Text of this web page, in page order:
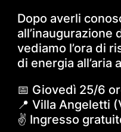
Dopo averli
all’inaugurazione
vediamo l’ora di
di energia all’aria
📅 Giovedì 25/6
📍 Villa Angeletti
✌️ Ingresso